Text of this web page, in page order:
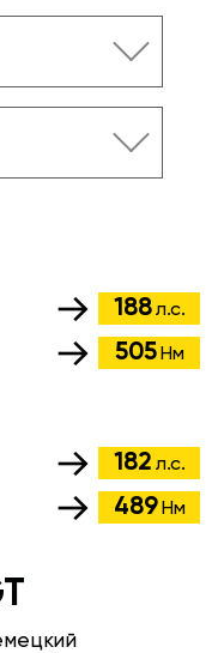
188 л.с.
505 Нм
182 л.с.
489 Нм